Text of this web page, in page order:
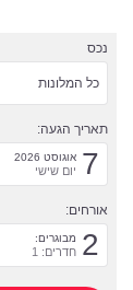
נכס
כל המלונות
תאריך הגעה:
7 אוגוסט 2026
יום שישי
אורחים:
2 מבוגרים:
חדרים: 1